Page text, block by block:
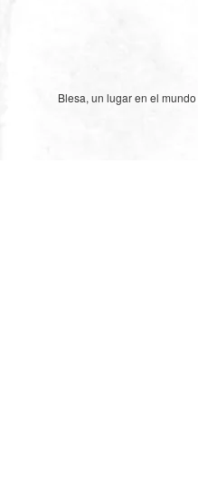
Blesa, un lugar en el mundo